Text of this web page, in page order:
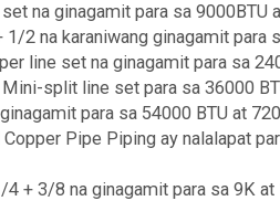
na ginagamit para sa 9000BTU
2 na karaniwang ginagamit para
line set na ginagamit para sa
split line set para sa 36000
para sa 54000 BTU at
Pipe Piping ay nalalapat
+ 3/8 na ginagamit para sa 9K